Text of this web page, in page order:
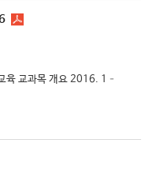
육 교과목 개요 2016. 1–